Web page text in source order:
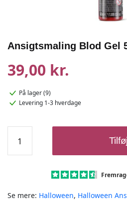
Ansigtsmaling Blod Gel
39,00 kr.
På lager (9)
Levering 1-3 hverdage
Blod
Gel
Snazaroo
Se mere: Halloween, Halloween